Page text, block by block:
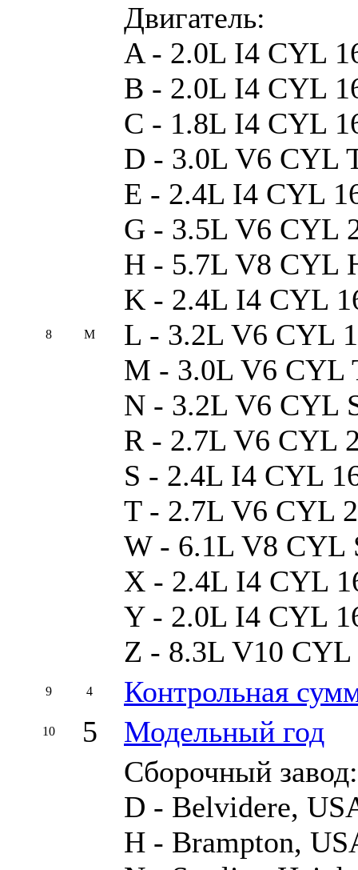
8 M
Двигатель:
A - 2.0L I4 CYL
B - 2.0L I4 CYL
C - 1.8L I4 CYL
D - 3.0L V6 CYL
E - 2.4L I4 CYL
G - 3.5L V6 CYL
H - 5.7L V8 CYL
K - 2.4L I4 CYL
L - 3.2L V6 CYL
M - 3.0L V6 CYL
N - 3.2L V6 CYL
R - 2.7L V6 CYL
S - 2.4L I4 CYL
T - 2.7L V6 CYL
W - 6.1L V8 CYL
X - 2.4L I4 CYL
Y - 2.0L I4 CYL
Z - 8.3L V10 CYL
9 4 Контрольная
10 5 Модельный год
Сборочный завод:
D - Belvidere,
H - Brampton,